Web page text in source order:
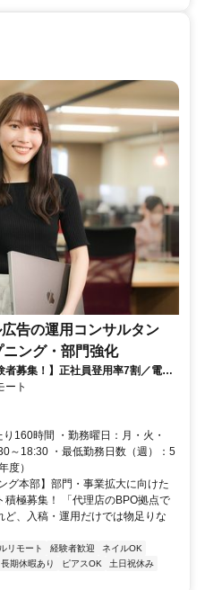
告の運用コンサルタン
ング・部門強化
者募集！】正社員登用率7割／電通
祝休み／残業月平均4時間19分
ート
160時間 ・勤務曜日：月・火・
～18:30 ・最低勤務日数（週）：5
度）
グ本部】部門・事業拡大に向けた
極募集！ 「代理店のBPO拠点で
、入稿・運用だけでは物足りな
リモート 経験者歓迎
ネイルOK
長期休暇あり ピアスOK
土日祝休み